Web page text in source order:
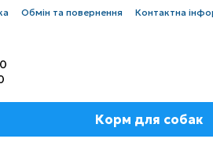
Обмін та повернення Контактна
Корм для собак